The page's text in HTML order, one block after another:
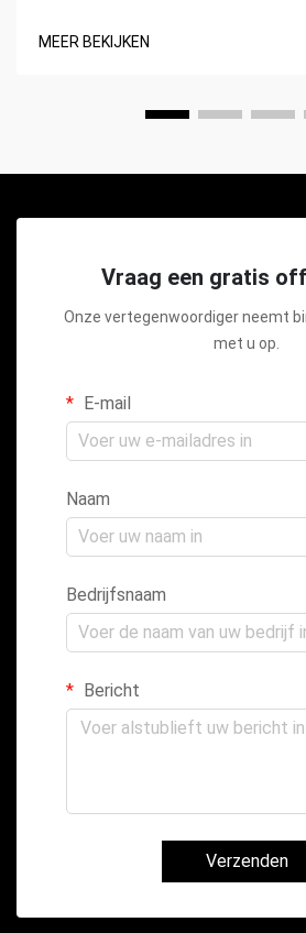
MEER BEKIJKEN
Vraag een gratis
Onze vertegenwoordiger neemt
met u op.
E-mail
Naam
Bedrijfsnaam
Bericht
Verzenden